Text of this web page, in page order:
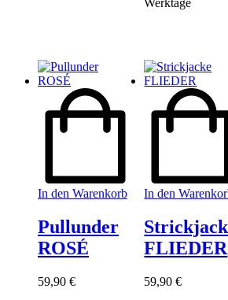
In den Warenkorb
Pullunder
ROSÉ
59,90 €
In den
FLIEDER
59,90€